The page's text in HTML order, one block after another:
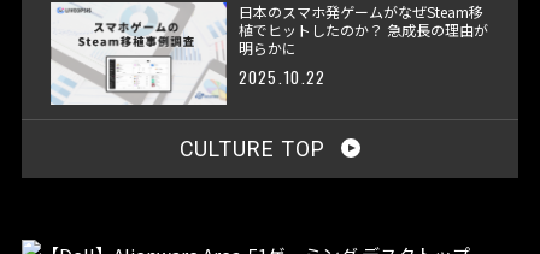
日本のスマホ発ゲームがなぜSteam移
植でヒットしたのか？ 急成長の理由が
明らかに
2025.10.22
CULTURE TOP